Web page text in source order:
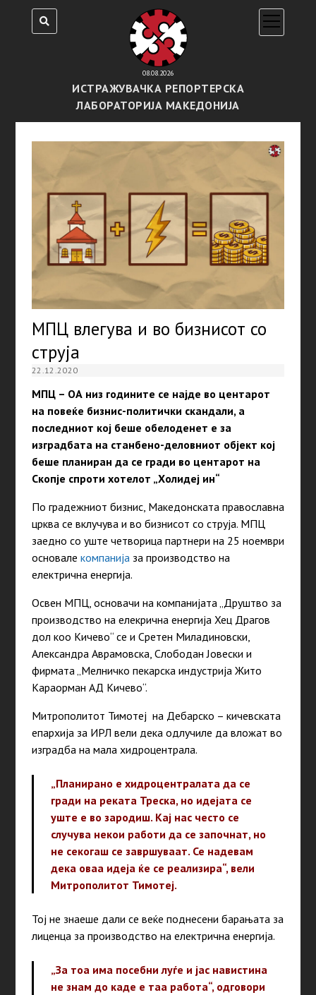
08.08.2026
ИСТРАЖУВАЧКА РЕПОРТЕРСКА
ЛАБОРАТОРИЈА МАКЕДОНИЈА
open
menu
МПЦ влегува и во бизнисот со
струја
22.12.2020
МПЦ – ОА низ годините се најде во центарот
на повеќе бизнис-политички скандали, а
последниот кој беше обелоденет е за
изградбата на станбено-деловниот објект кој
беше планиран да се гради во центарот на
Скопје спроти хотелот „Холидеј ин“
По градежниот бизнис, Македонската православна
црква се вклучува и во бизнисот со струја. МПЦ
заедно со уште четворица партнери на 25 ноември
основале компанијаза производство на
електрична енергија.
Освен МПЦ, основачи на компанијата „Друштво за
производство на елекрична енергија Хец Драгов
дол коо Кичево“ се и Сретен Миладиновски,
Александра Аврамовска, Слободан Јовески и
фирмата „Мелничко пекарска индустрија Жито
Караорман АД Кичево“.
Митрополитот Тимотеј на Дебарско – кичевската
епархија за ИРЛ вели дека одлучиле да вложат во
изградба на мала хидроцентрала.
„Планирано е хидроцентралата да се
гради на реката Треска, но идејата се
уште е во зародиш. Кај нас често се
случува некои работи да се започнат, но
не секогаш се завршуваат. Се надевам
дека оваа идеја ќе се реализира“, вели
Митрополитот Тимотеј.
Тој не знаеше дали се веќе поднесени барањата за
лиценца за производство на електрична енергија.
„За тоа има посебни луѓе и јас навистина
не знам до каде е таа работа“, одговори